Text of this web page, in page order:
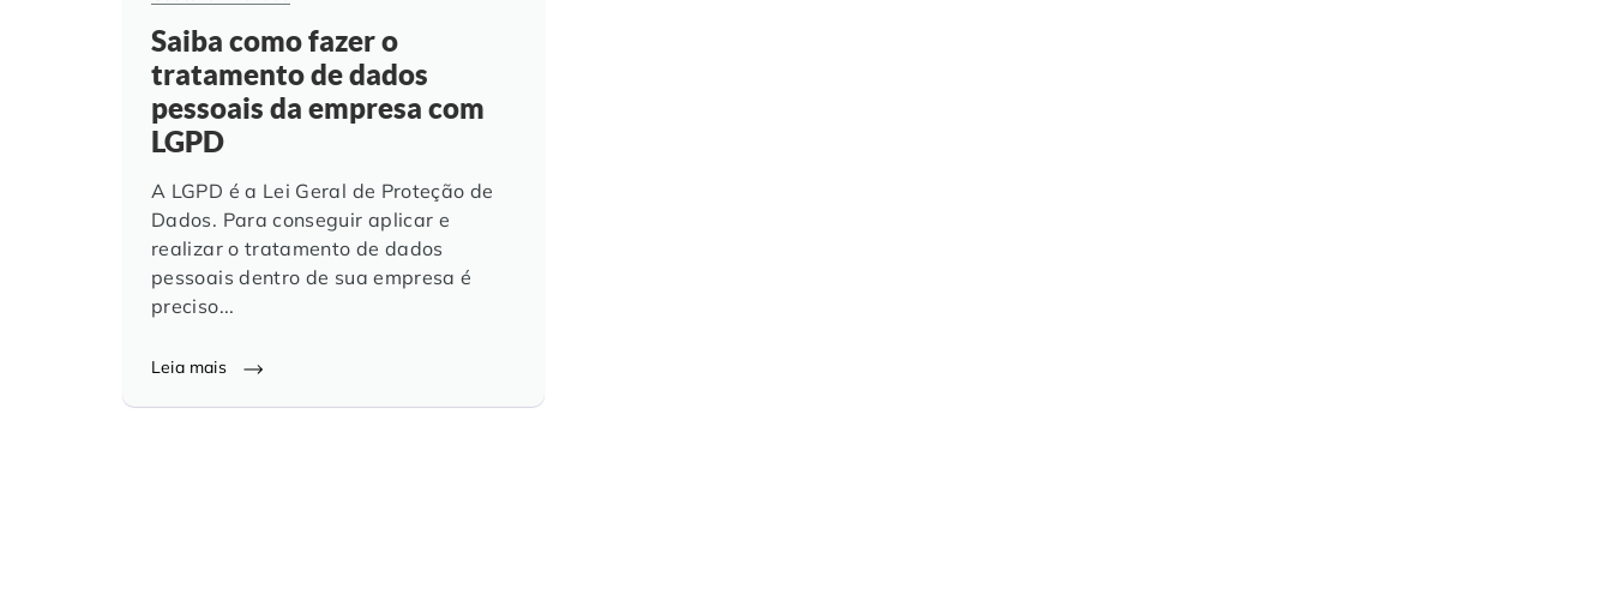
Saiba como fazer o
tratamento de dados
pessoais da empresa com
LGPD
A LGPD é a Lei Geral de Proteção de
Dados. Para conseguir aplicar e
realizar o tratamento de dados
pessoais dentro de sua empresa é
preciso...
Leia mais